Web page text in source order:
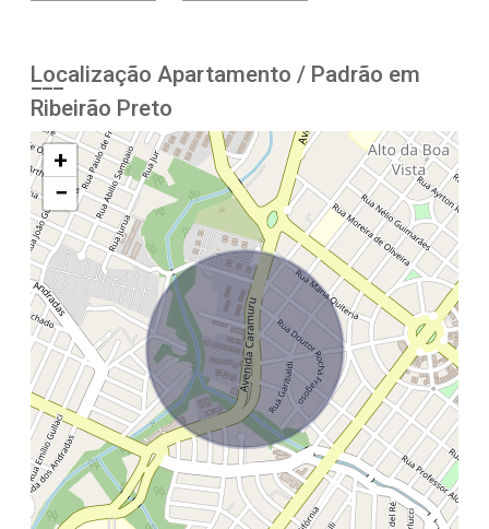
Localização Apartamento / Padrão em
Ribeirão Preto
+
−